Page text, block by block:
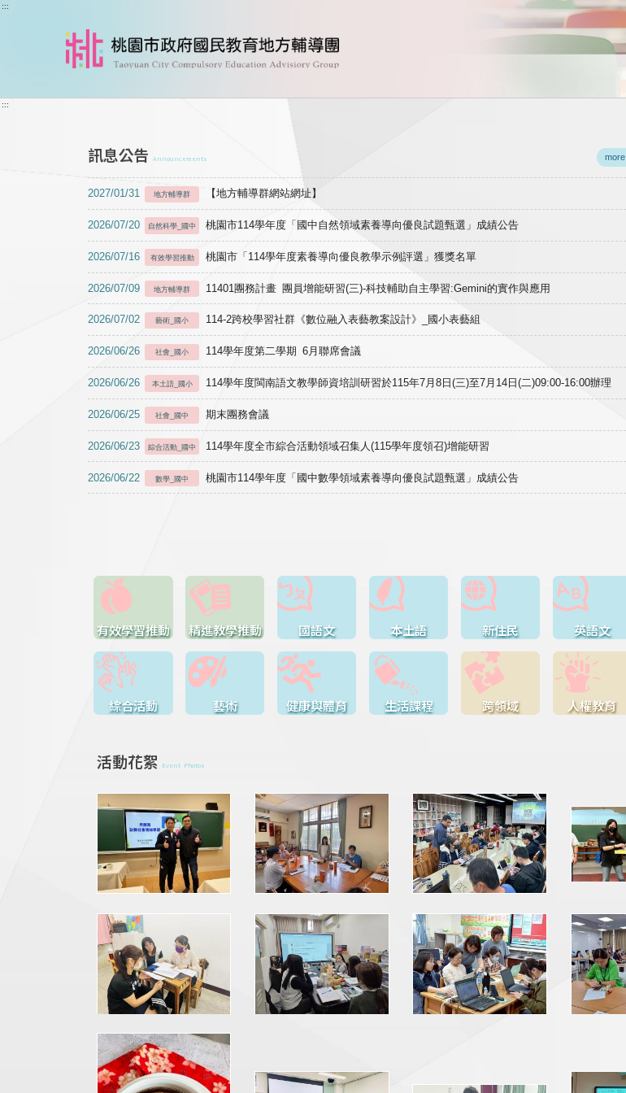
跳到主要內容
:::
:::
訊息公告 Announcements more
2027/01/31 地方輔導群 【地方輔導群網站網址】
2026/07/20 自然科學_國中 桃園市114學年度「國中自然領域素養導向優良試題甄選」成績公告
2026/07/16 有效學習推動 桃園市「114學年度素養導向優良教學示例評選」獲獎名單
2026/07/09 地方輔導群 11401團務計畫 團員增能研習(三)-科技輔助自主學習:Gemini的實作與應用
2026/07/02 藝術_國小 114-2跨校學習社群《數位融入表藝教案設計》_國小表藝組
2026/06/26 社會_國小 114學年度第二學期 6月聯席會議
2026/06/26 本土語_國小 114學年度閩南語文教學師資培訓研習於115年7月8日(三)至7月14日(二)09:00-16:00辦理
2026/06/25 社會_國中 期末團務會議
2026/06/23 綜合活動_國中 114學年度全市綜合活動領域召集人(115學年度領召)增能研習
2026/06/22 數學_國中 桃園市114學年度「國中數學領域素養導向優良試題甄選」成績公告
有效學習推動 精進教學推動 國語文 本土語 新住民 英語文
綜合活動 藝術 健康與體育 生活課程 跨領域 人權教育
活動花絮 Event Photos